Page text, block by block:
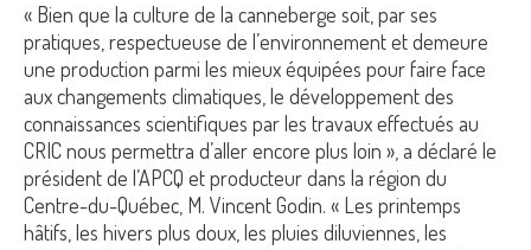
« Bien que la culture de la canneberge soit, par ses
pratiques, respectueuse de l’environnement et demeure
une production parmi les mieux équipées pour faire face
aux changements climatiques, le développement des
connaissances scientifiques par les travaux effectués au
CRIC nous permettra d’aller encore plus loin », a déclaré le
président de l’APCQ et producteur dans la région du
Centre-du-Québec, M. Vincent Godin. « Les printemps
hâtifs, les hivers plus doux, les pluies diluviennes, les